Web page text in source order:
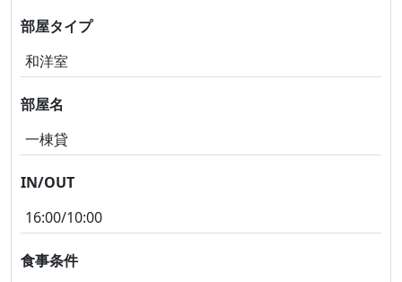
部屋タイプ
和洋室
部屋名
一棟貸
IN/OUT
16:00/10:00
食事条件